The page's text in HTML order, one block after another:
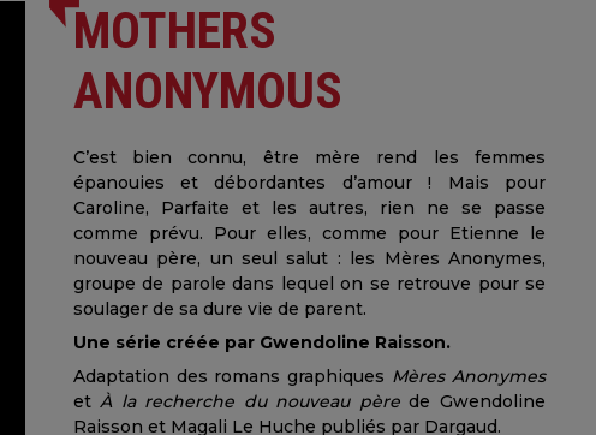
MOTHERS
ANONYMOUS
C’est bien connu, être mère rend les femmes
épanouies et débordantes d’amour ! Mais pour
Caroline, Parfaite et les autres, rien ne se passe
comme prévu. Pour elles, comme pour Etienne le
nouveau père, un seul salut : les Mères Anonymes,
groupe de parole dans lequel on se retrouve pour se
soulager de sa dure vie de parent.
Une série créée par Gwendoline Raisson.
Adaptation des romans graphiques Mères Anonymes
etÀ la recherche du nouveau pèrede Gwendoline
Raisson et Magali Le Huche publiés par Dargaud.